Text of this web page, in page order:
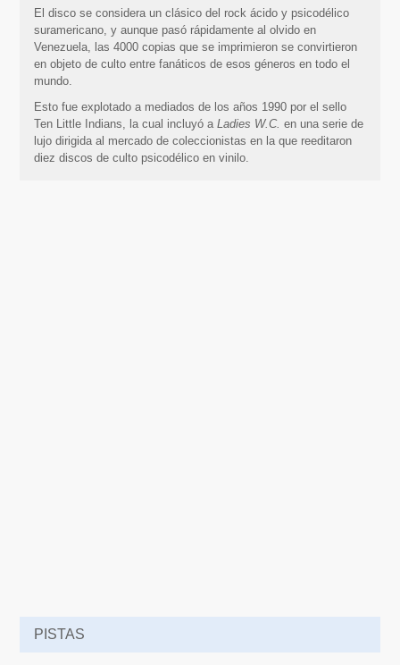
El disco se considera un clásico del rock ácido y psicodélico
suramericano, y aunque pasó rápidamente al olvido en
Venezuela, las 4000 copias que se imprimieron se convirtieron
en objeto de culto entre fanáticos de esos géneros en todo el
mundo.
Esto fue explotado a mediados de los años 1990 por el sello
Ten Little Indians, la cual incluyó aLadies W.C. en una serie de
lujo dirigida al mercado de coleccionistas en la que reeditaron
diez discos de culto psicodélico en vinilo.
PISTAS